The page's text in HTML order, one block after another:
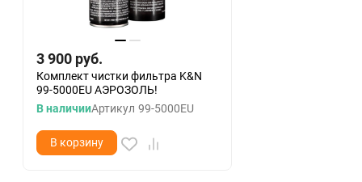
3 900 руб.
Комплект чистки фильтра K&N
99-5000EU АЭРОЗОЛЬ!
В наличииАртикул 99-5000EU
В корзину